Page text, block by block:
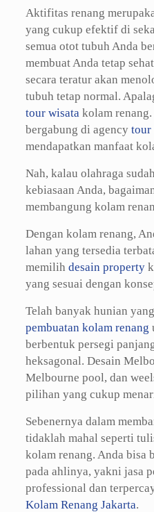
Aktifitas renang
yang cukup efektif di
semua otot tubuh Anda
membuat Anda tetap
secara teratur akan
tubuh tetap normal.
tour wisatakolam renang.
bergabung di agency tour
mendapatkan manfaat
Nah, kalau olahraga
kebiasaan Anda,
membangung kolam
Dengan kolam renang,
lahan yang tersedia
memilih desain property
yang sesuai dengan
Telah banyak hunian
pembuatan kolam renang
berbentuk persegi
heksagonal. Desain
Melbourne pool, dan
pilihan yang cukup
Sebenernya dalam
tidaklah mahal seperti
kolam renang. Anda bisa
pada ahlinya, yakni jasa
professional dan
Kolam Renang Jakarta.